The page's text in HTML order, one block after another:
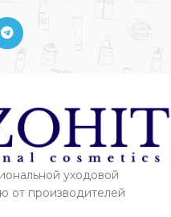
уходовой
от производителей